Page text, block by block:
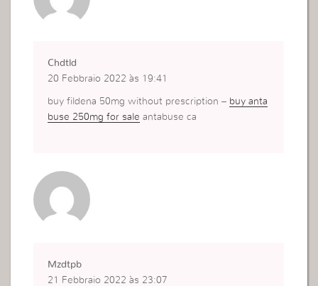
Chdtld
20 Febbraio 2022 às 19:41
buy fildena 50mg without prescription – buy anta
buse 250mg for sale antabuse ca
Mzdtpb
21 Febbraio 2022 às 23:07